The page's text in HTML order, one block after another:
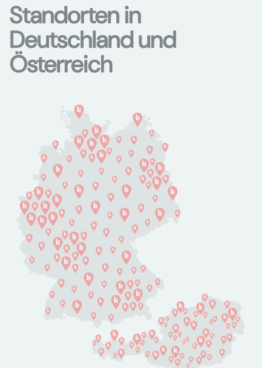
Standorten in
Deutschland und
Österreich